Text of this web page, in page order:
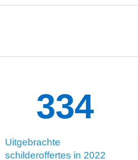
Uitgebrachte
schilderoffertes in 2022
334